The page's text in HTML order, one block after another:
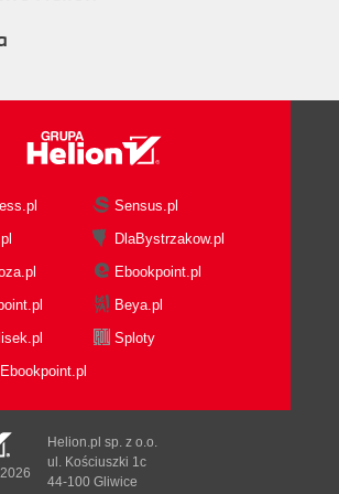
jednorodności formatowania (74)
(79)
dzięki krótszej przerwie pomiędzy
autoodzyskiwania (79)
częste zapisywanie plików (80)
dokumentu bez zapisywania (82)
wszystkich otwartych dokumentów
kopii zapasowych podczas pracy (85)
ostatnio używanego dokumentu przy
aplikacji (87)
Sensus.pl
DlaBystrzakow.pl
Ebookpoint.pl
Beya.pl
Sploty
Helion.pl sp. z o.o.
ul. Kościuszki 1c
44-100 Gliwice